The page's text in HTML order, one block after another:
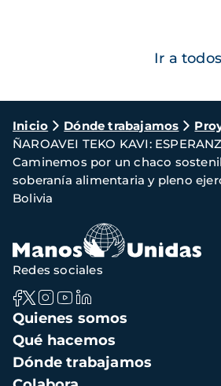
Ir a
Ruta
de
navegación
Inicio Dónde trabajamos
ÑAROAVEI TEKO KAVI:
Caminemos por un chaco
soberanía alimentaria y pleno
Bolivia
Navegación
principal
Quienes somos
Qué hacemos
Dónde trabajamos
Redes sociales